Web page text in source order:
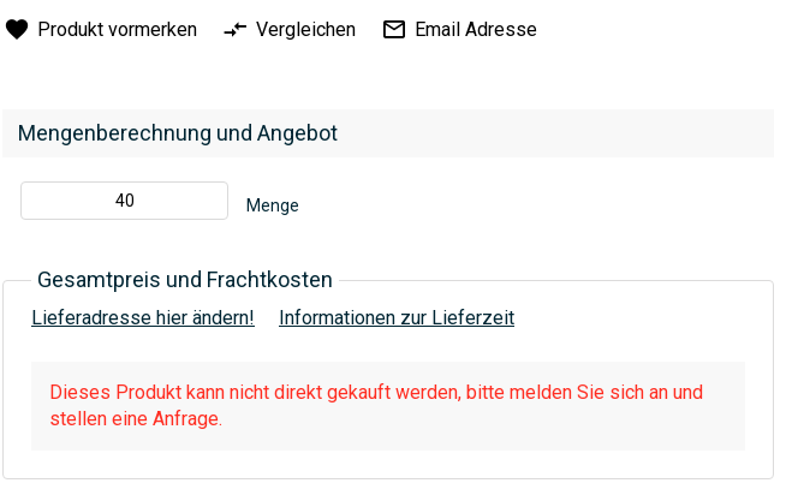
Mengenberechnung und Angebot
Menge
Gesamtpreis und Frachtkosten
Lieferadresse hier ändern! Informationen zur Lieferzeit
Dieses Produkt kann nicht direkt gekauft werden, bitte melden Sie sich an und
stellen eine Anfrage.
Produkt vormerken Vergleichen Email Adresse